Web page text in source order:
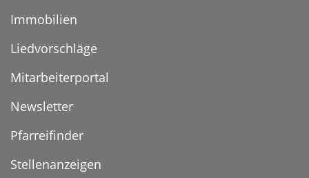
Immobilien
Liedvorschläge
Mitarbeiterportal
Newsletter
Pfarreifinder
Stellenanzeigen